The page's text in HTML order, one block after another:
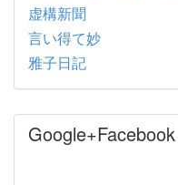
虚構新聞
言い得て妙
雅子日記
Google+Facebook